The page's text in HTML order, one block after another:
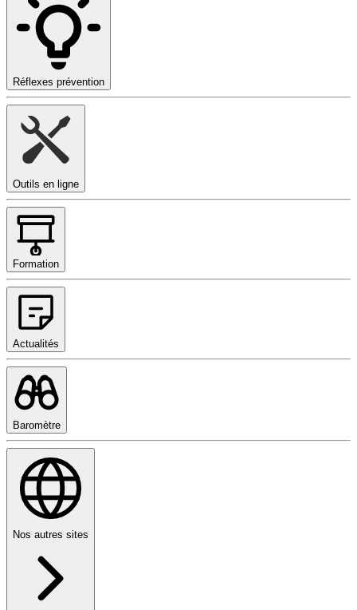
Réflexes prévention
Outils en ligne
Formation
Actualités
Baromètre
Nos autres sites